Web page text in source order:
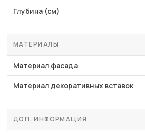
Глубина (см)
МАТЕРИАЛЫ
Материал фасада
Материал декоративных вставок
ДОП. ИНФОРМАЦИЯ